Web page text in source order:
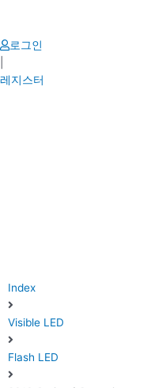
content
로그인
레지스터
Index
Visible LED
Flash LED